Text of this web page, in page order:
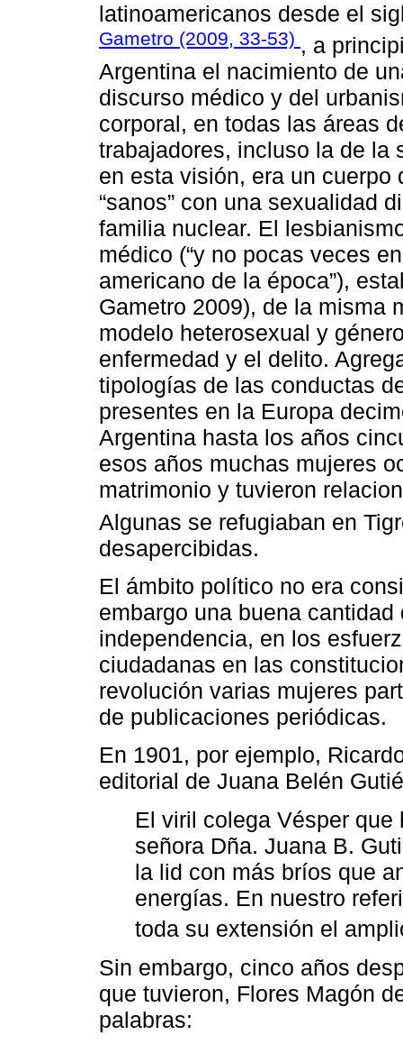
latinoamericanos desde el
Gametro (2009, 33-53) , a
Argentina el nacimiento de
discurso médico y del
corporal, en todas las áreas
trabajadores, incluso la de la
en esta visión, era un
“sanos” con una sexualidad
familia nuclear. El
médico (“y no pocas veces
americano de la época”),
Gametro 2009), de la misma
modelo heterosexual y
enfermedad y el delito.
tipologías de las conductas
presentes en la Europa
Argentina hasta los años
esos años muchas mujeres
matrimonio y tuvieron
Algunas se refugiaban en
desapercibidas.
El ámbito político no era
embargo una buena
independencia, en los
ciudadanas en las
revolución varias mujeres
de publicaciones periódicas.
En 1901, por ejemplo,
editorial de Juana Belén
El viril colega Vésper
señora Dña. Juana B.
la lid con más bríos que
energías. En nuestro
toda su extensión el
Sin embargo, cinco años
que tuvieron, Flores Magón
palabras: